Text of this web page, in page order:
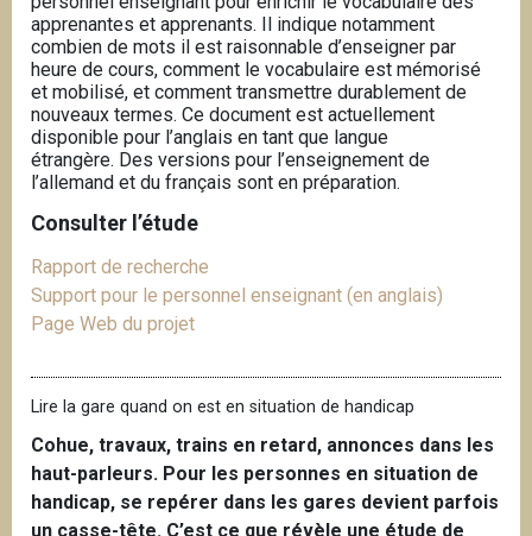
apprenantes et apprenants. Il indique notamment
combien de mots il est raisonnable d’enseigner par
heure de cours, comment le vocabulaire est mémorisé
et mobilisé, et comment transmettre durablement de
nouveaux termes. Ce document est actuellement
disponible pour l’anglais en tant que langue
étrangère. Des versions pour l’enseignement de
l’allemand et du français sont en préparation.
Consulter l’étude
Rapport de recherche
Support pour le personnel enseignant (en anglais)
Page Web du projet
Lire la gare quand on est en situation de handicap
Cohue, travaux, trains en retard, annonces dans les
haut-parleurs. Pour les personnes en situation de
handicap, se repérer dans les gares devient parfois
un casse-tête. C’est ce que révèle une étude de